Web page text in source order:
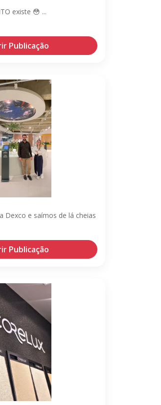
existe 😳 ...
Publicação
Dexco e saímos de lá cheias
Publicação